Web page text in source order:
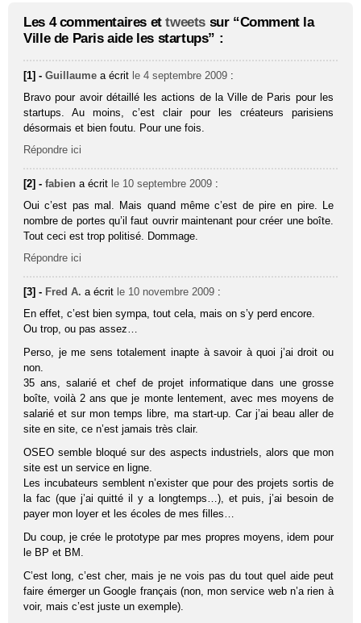
Les 4 commentaires ettweets sur “Comment la
Ville de Paris aide les startups” :
[1] -Guillaume a écrit le 4 septembre 2009 :
Bravo pour avoir détaillé les actions de la Ville de Paris pour les
startups. Au moins, c’est clair pour les créateurs parisiens
désormais et bien foutu. Pour une fois.
Répondre ici
[2] -fabien a écrit le 10 septembre 2009 :
Oui c’est pas mal. Mais quand même c’est de pire en pire. Le
nombre de portes qu’il faut ouvrir maintenant pour créer une boîte.
Tout ceci est trop politisé. Dommage.
Répondre ici
[3] - Fred A. a écrit le 10 novembre 2009 :
En effet, c’est bien sympa, tout cela, mais on s’y perd encore.
Ou trop, ou pas assez…
Perso, je me sens totalement inapte à savoir à quoi j’ai droit ou
non.
35 ans, salarié et chef de projet informatique dans une grosse
boîte, voilà 2 ans que je monte lentement, avec mes moyens de
salarié et sur mon temps libre, ma start-up. Car j’ai beau aller de
site en site, ce n’est jamais très clair.
OSEO semble bloqué sur des aspects industriels, alors que mon
site est un service en ligne.
Les incubateurs semblent n’exister que pour des projets sortis de
la fac (que j’ai quitté il y a longtemps…), et puis, j’ai besoin de
payer mon loyer et les écoles de mes filles…
Du coup, je crée le prototype par mes propres moyens, idem pour
le BP et BM.
C’est long, c’est cher, mais je ne vois pas du tout quel aide peut
faire émerger un Google français (non, mon service web n’a rien à
voir, mais c’est juste un exemple).